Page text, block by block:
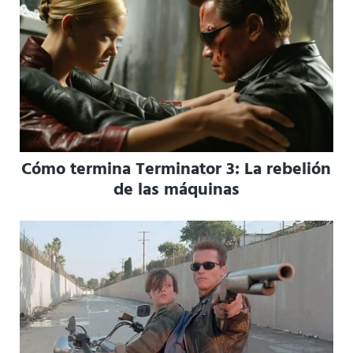
Cómo termina Terminator 3: La rebelión
de las máquinas